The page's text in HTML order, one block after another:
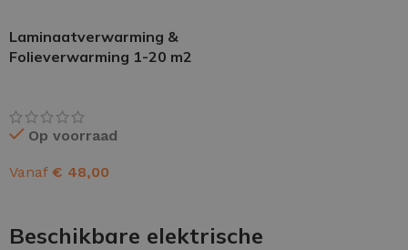
Laminaatverwarming &
Folieverwarming 1-20 m2
Op voorraad
Vanaf € 48,00
Beschikbare elektrische